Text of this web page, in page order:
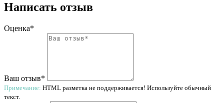
Написать отзыв
Оценка*
Ваш отзыв*
Примечание: HTML разметка не поддерживается! Используйте обычный
текст.